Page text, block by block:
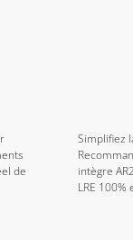
de
Simplifiez
intègre
LRE 100%